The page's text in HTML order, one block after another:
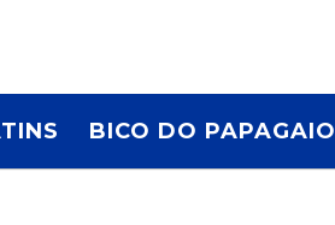
BICO DO PAPAGAIO